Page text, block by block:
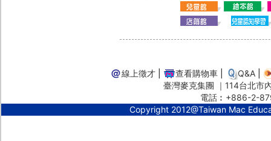
線上徵才 查看購物車 Q&A
臺灣麥克集團 ｜114台北
電話︰+886-2-
Copyright 2012@Taiwan Mac